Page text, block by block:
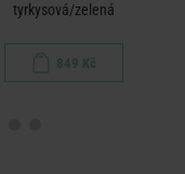
tyrkysová/zelená
849 Kč